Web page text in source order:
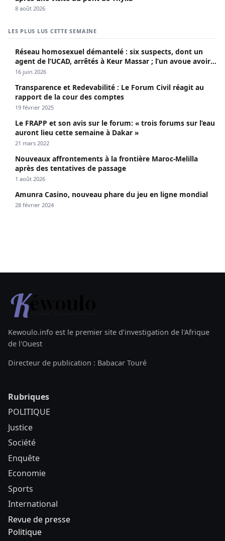
8 août 2026
LES PLUS LUS CETTE SEMAINE
Réseau homosexuel démantelé : six suspects, dont un
agent de l’UCAD, arrêtés à Keur Massar ; l’un avoue avoir
propagé le VIH depuis 2018
16 juin 2026
Transparence et Redevabilité : Le Forum Civil réagit au
rapport de la cour des comptes
19 février 2025
Le FRAPP et son avis sur le forum: « trois forums sur l’eau
auront lieu cette semaine à Dakar »
21 mars 2022
Nouveaux affrontements à la frontière Maroc-Melilla
après des tentatives de passage
1 août 2026
Amunra Casino, nouveau phare du jeu en ligne mondial
28 février 2024
Kewoulo.info est le premier site d'investigation de l'Afrique
de l'Ouest
Directeur de publication : Babacar Touré
Rubriques
POLITIQUE
Justice
Société
Enquête
Economie
Sports
International
Revue de presse
Politique